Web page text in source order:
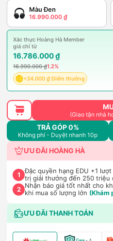
Màu Đen
16.990.000 ₫
Xác thực Hoàng Hà Member
giá chỉ từ
16.786.000 ₫
16.990.000 ₫1.2%
+34.000 ₫ Điểm thưởng
(Giao tận nhà
TRẢ GÓP 0%
Không phí - Duyệt nhanh 10p
ƯU ĐÃI HOÀNG HÀ
1
Đặc quyền hạng EDU +1
trị giải thưởng đến 250 triệu
2 Nhận báo giá tốt nhất cho
khi mua số lượng lớn (Khám
ƯU ĐÃI THANH TOÁN